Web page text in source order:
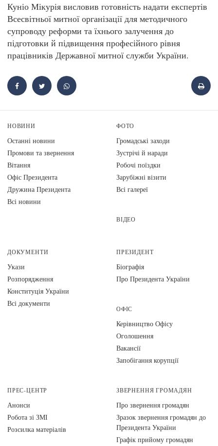
Куніо Мікурія висловив готовність надати експертів
Всесвітньої митної організації для методичного
супроводу реформи та їхнього залучення до
підготовки й підвищення професійного рівня
працівників Державної митної служби України.
НОВИНИ
Останні новини
Промови та звернення
Вiтання
Офіс Президента
Дружина Президента
Всі новини
ФОТО
Громадські заходи
Зустрічі й наради
Робочі поїздки
Зарубіжні візити
Всі галереї
ВІДЕО
ДОКУМЕНТИ
Укази
Розпорядження
Конституція України
Всі документи
ПРЕЗИДЕНТ
Біографія
Про Президента України
ОФІС
Керівництво Офісу
Оголошення
Вакансії
Запобігання корупції
ПРЕС-ЦЕНТР
Анонси
Робота зі ЗМІ
Розсилка матеріалів
ЗВЕРНЕННЯ ГРОМАДЯН
Про звернення громадян
Зразок звернення громадян до
Президента України
Графік прийому громадян